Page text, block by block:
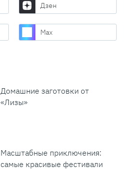
Дзен
Max
Домашние заготовки от
«Лизы»
Масштабные приключения:
самые красивые фестивали